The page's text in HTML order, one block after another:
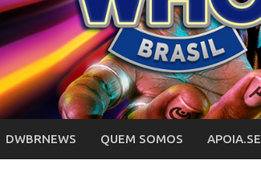
DWBRNEWS QUEM SOMOS APOIA.SE